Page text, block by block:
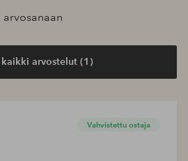
arvosanaan
arvostelut (1)
Vahvistettu ostaja